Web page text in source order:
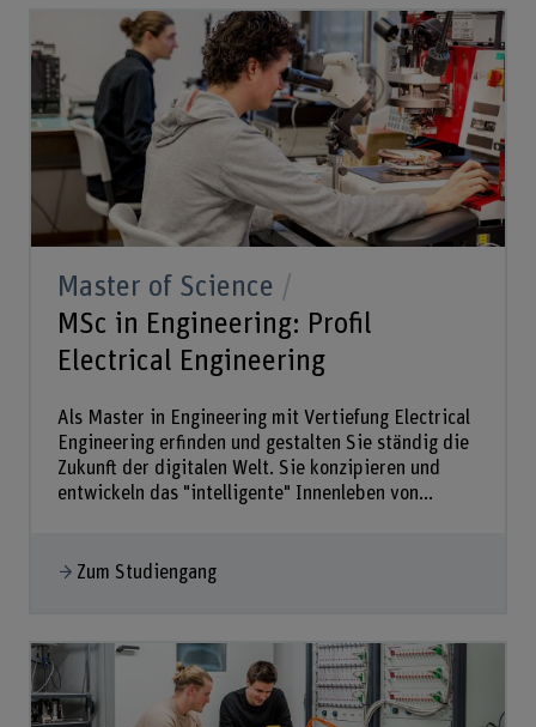
Master of Science
MSc in Engineering: Profil
Electrical Engineering
Als Master in Engineering mit Vertiefung Electrical
Engineering erfinden und gestalten Sie ständig die
Zukunft der digitalen Welt. Sie konzipieren und
entwickeln das "intelligente" Innenleben von...
Zum Studiengang